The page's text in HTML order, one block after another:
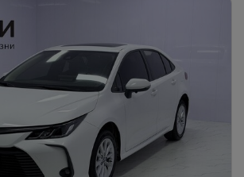
заявку
продажу автомобиля
ОНЛАЙН
анкету онлайн и
получите решение без